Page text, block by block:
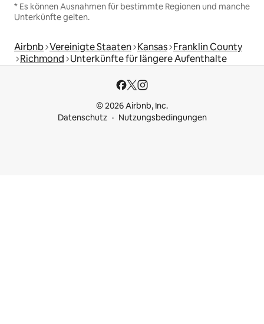
* Es können Ausnahmen für bestimmte Regionen und manche
Unterkünfte gelten.
Airbnb Vereinigte Staaten Kansas Franklin County
Richmond Unterkünfte für längere Aufenthalte
© 2026 Airbnb, Inc.
Datenschutz
Nutzungsbedingungen